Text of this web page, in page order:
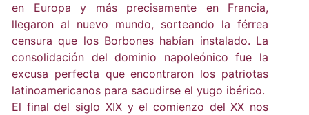
en Europa y más precisamente en Francia,
llegaron al nuevo mundo, sorteando la férrea
censura que los Borbones habían instalado. La
consolidación del dominio napoleónico fue la
excusa perfecta que encontraron los patriotas
latinoamericanos para sacudirse el yugo ibérico.
El final del siglo XIX y el comienzo del XX nos